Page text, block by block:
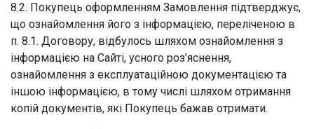
8.2. Покупець оформленням Замовлення підтверджує,
що ознайомлення його з інформацією, переліченою в
п. 8.1. Договору, відбулось шляхом ознайомлення з
інформацією на Сайті, усного роз’яснення,
ознайомлення з експлуатаційною документацією та
іншою інформацією, в тому числі шляхом отримання
копій документів, які Покупець бажав отримати.